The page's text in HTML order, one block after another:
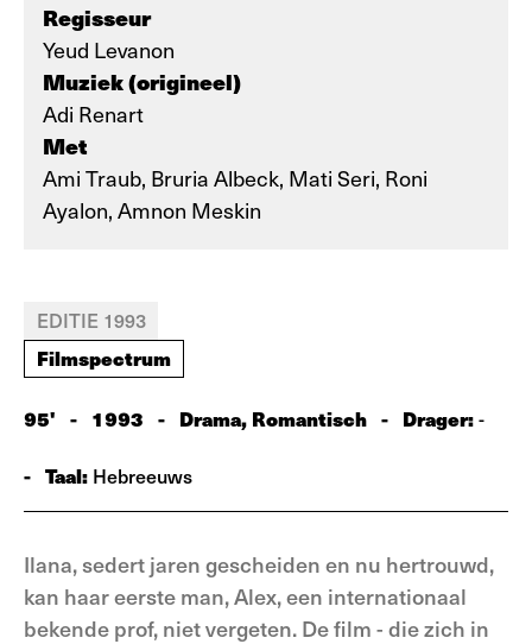
Regisseur
Yeud Levanon
Muziek (origineel)
Adi Renart
Met
Ami Traub, Bruria Albeck, Mati Seri, Roni
Ayalon, Amnon Meskin
EDITIE 1993
Filmspectrum
95' - 1993 - Drama, Romantisch - Drager:-
- Taal: Hebreeuws
Ilana, sedert jaren gescheiden en nu her­trouwd,
kan haar eerste man, Alex, een internationaal
bekende prof, niet verge­ten. De film - die zich in